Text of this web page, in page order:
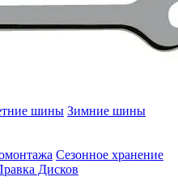
шины Зимние шины
Сезонное хранение
Дисков